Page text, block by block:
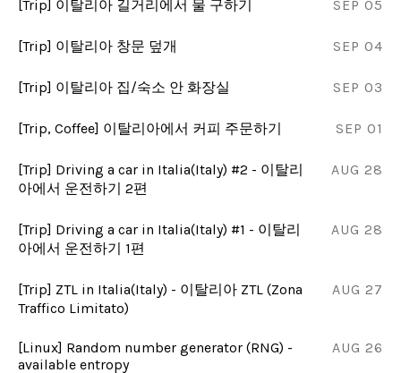
SEP 05
[Trip] 이탈리아 길거리에서 물 구하기
SEP 04
[Trip] 이탈리아 창문 덮개
SEP 03
[Trip] 이탈리아 집/숙소 안 화장실
SEP 01
[Trip, Coffee] 이탈리아에서 커피 주문하기
AUG 28
[Trip] Driving a car in Italia(Italy) #2 - 이탈리
아에서 운전하기 2편
AUG 28
[Trip] Driving a car in Italia(Italy) #1 - 이탈리
아에서 운전하기 1편
AUG 27
[Trip] ZTL in Italia(Italy) - 이탈리아 ZTL (Zona
Traffico Limitato)
AUG 26
[Linux] Random number generator (RNG) -
available entropy